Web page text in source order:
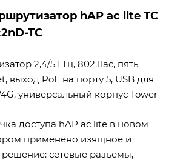
hAP ac lite TC
TC
2,4/5 ГГц, 802.11ac, пять
выход PoE на порту 5, USB для
универсальный корпус Tower
доступа hAP ac lite в новом
применено изящное и
сетевые разъемы,